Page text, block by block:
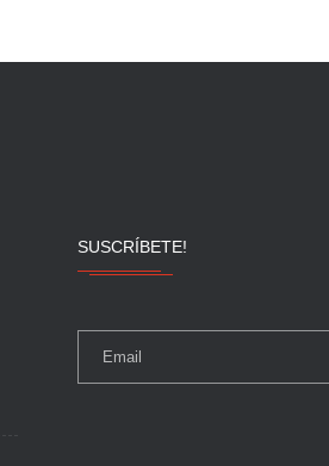
SUSCRÍBETE!